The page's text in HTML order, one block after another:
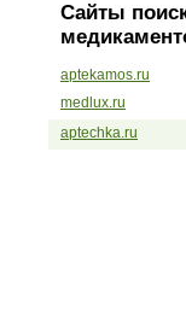
Сайты
aptekamos.ru
medlux.ru
aptechka.ru